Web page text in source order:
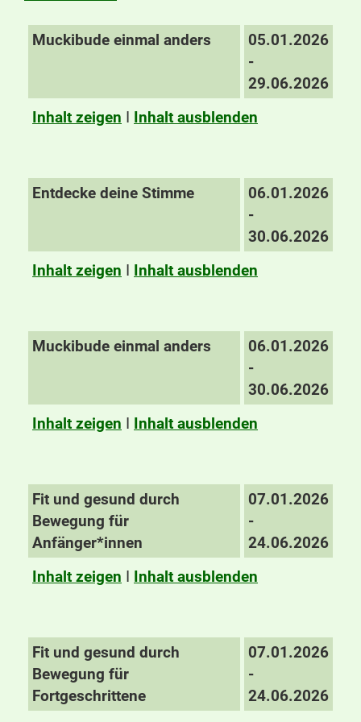
Muckibude einmal anders
05.01.2026
-
29.06.2026
Inhalt zeigen I Inhalt ausblenden
Entdecke deine Stimme
06.01.2026
-
30.06.2026
Inhalt zeigen I Inhalt ausblenden
Muckibude einmal anders
06.01.2026
-
30.06.2026
Inhalt zeigen I Inhalt ausblenden
Fit und gesund durch
Bewegung für
Anfänger*innen
07.01.2026
-
24.06.2026
Inhalt zeigen I Inhalt ausblenden
Fit und gesund durch
Bewegung für
Fortgeschrittene
07.01.2026
-
24.06.2026